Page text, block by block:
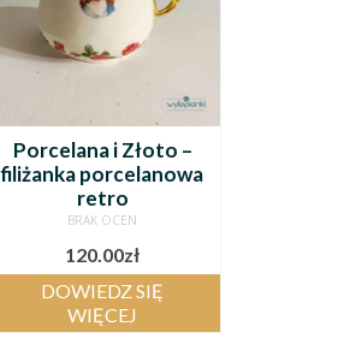
Porcelana i Złoto –
filiżanka porcelanowa
retro
BRAK OCEN
120.00zł
DOWIEDZ SIĘ
WIĘCEJ